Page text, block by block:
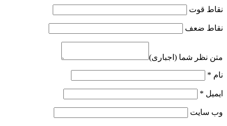
نقاط قوت
نقاط ضعف
متن نظر شما (اجباری)
نام *
ایمیل *
وب‌ سایت